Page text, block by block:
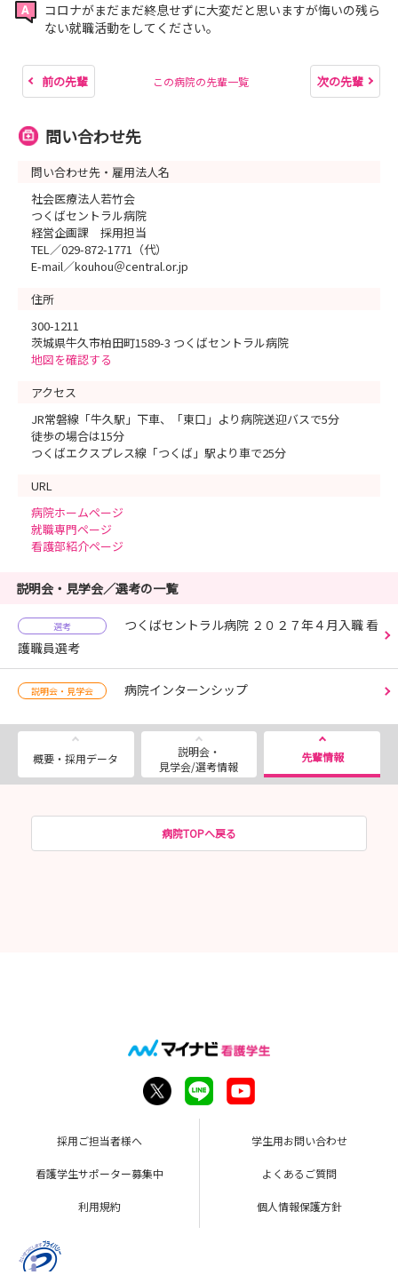
コロナがまだまだ終息せずに大変だと思いますが悔いの残ら
ない就職活動をしてください。
前の先輩 この病院の先輩一覧 次の先輩
問い合わせ先
問い合わせ先・雇用法人名
社会医療法人若竹会
つくばセントラル病院
経営企画課 採用担当
TEL／029-872-1771（代）
E-mail／kouhou＠central.or.jp
住所
300-1211
茨城県牛久市柏田町1589-3 つくばセントラル病院
地図を確認する
アクセス
JR常磐線「牛久駅」下車、「東口」より病院送迎バスで5分
徒歩の場合は15分
つくばエクスプレス線「つくば」駅より車で25分
URL
病院ホームページ
就職専門ページ
看護部紹介ページ
説明会・見学会／選考の一覧
選考
つくばセントラル病院 ２０２７年４月入職 看
護職員選考
説明会・見学会 病院インターンシップ
概要・採用データ
説明会・
見学会/選考情報
先輩情報
病院TOPへ戻る
採用ご担当者様へ 学生用お問い合わせ
看護学生サポーター募集中 よくあるご質問
利用規約 個人情報保護方針